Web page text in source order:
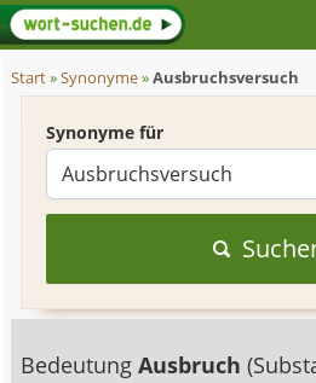
Start»Synonyme»Ausbruchsversuch
Synonyme für
BedeutungAusbruch